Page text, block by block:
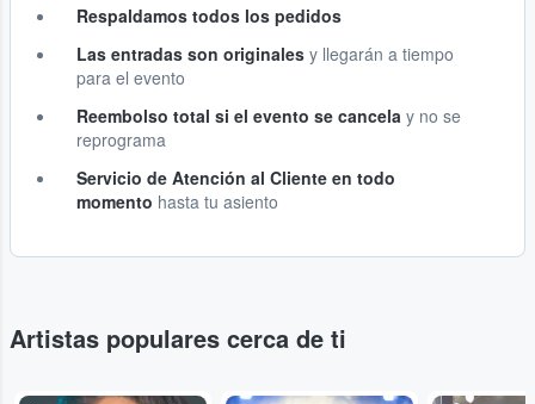
Respaldamos todos los pedidos
Las entradas son originales y llegarán a tiempo
para el evento
Reembolso total si el evento se cancela y no se
reprograma
Servicio de Atención al Cliente en todo
momento hasta tu asiento
Artistas populares cerca de ti